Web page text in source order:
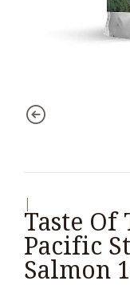
Taste
Pacific
Salmon